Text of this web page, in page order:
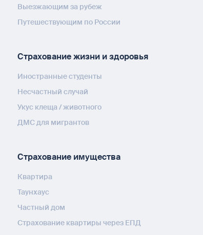
Выезжающим за рубеж
Путешествующим по России
Страхование жизни и здоровья
Иностранные студенты
Несчастный случай
Укус клеща / животного
ДМС для мигрантов
Страхование имущества
Квартира
Таунхаус
Частный дом
Страхование квартиры через ЕПД